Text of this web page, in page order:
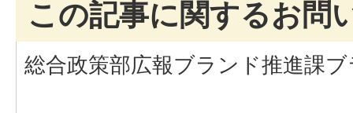
この記事に関するお問
総合政策部広報ブランド推進課